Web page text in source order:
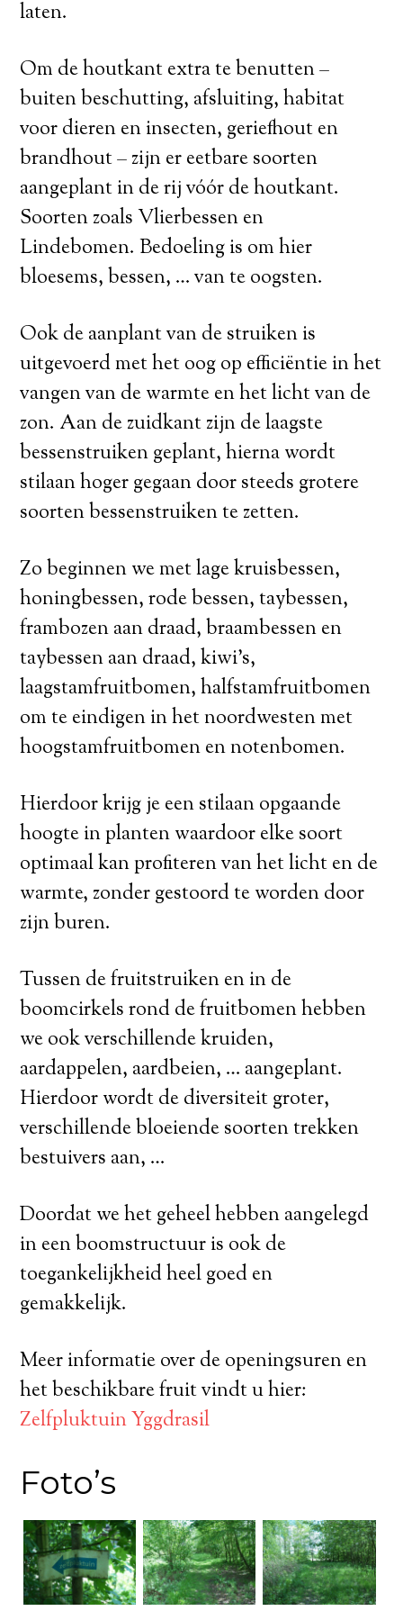
laten.
Om de houtkant extra te benutten –
buiten beschutting, afsluiting, habitat
voor dieren en insecten, geriefhout en
brandhout – zijn er eetbare soorten
aangeplant in de rij vóór de houtkant.
Soorten zoals Vlierbessen en
Lindebomen. Bedoeling is om hier
bloesems, bessen, … van te oogsten.
Ook de aanplant van de struiken is
uitgevoerd met het oog op efficiëntie in het
vangen van de warmte en het licht van de
zon. Aan de zuidkant zijn de laagste
bessenstruiken geplant, hierna wordt
stilaan hoger gegaan door steeds grotere
soorten bessenstruiken te zetten.
Zo beginnen we met lage kruisbessen,
honingbessen, rode bessen, taybessen,
frambozen aan draad, braambessen en
taybessen aan draad, kiwi’s,
laagstamfruitbomen, halfstamfruitbomen
om te eindigen in het noordwesten met
hoogstamfruitbomen en notenbomen.
Hierdoor krijg je een stilaan opgaande
hoogte in planten waardoor elke soort
optimaal kan profiteren van het licht en de
warmte, zonder gestoord te worden door
zijn buren.
Tussen de fruitstruiken en in de
boomcirkels rond de fruitbomen hebben
we ook verschillende kruiden,
aardappelen, aardbeien, … aangeplant.
Hierdoor wordt de diversiteit groter,
verschillende bloeiende soorten trekken
bestuivers aan, …
Doordat we het geheel hebben aangelegd
in een boomstructuur is ook de
toegankelijkheid heel goed en
gemakkelijk.
Meer informatie over de openingsuren en
het beschikbare fruit vindt u hier:
Zelfpluktuin Yggdrasil
Foto’s